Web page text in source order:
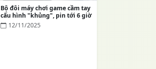
Bộ đôi máy chơi game cầm tay
cấu hình "khủng", pin tới 6 giờ
12/11/2025